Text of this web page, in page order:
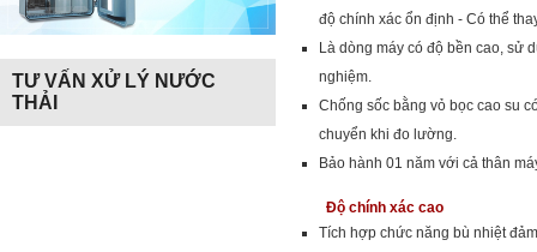
TƯ VẤN XỬ LÝ NƯỚC
THẢI
độ chính xác ổn định - Có thể
Là dòng máy có độ bền cao, sử
nghiệm.
Chống sốc bằng vỏ bọc cao su
chuyển khi đo lường.
Bảo hành 01 năm với cả thân
Độ chính xác cao
Tích hợp chức năng bù nhiệt